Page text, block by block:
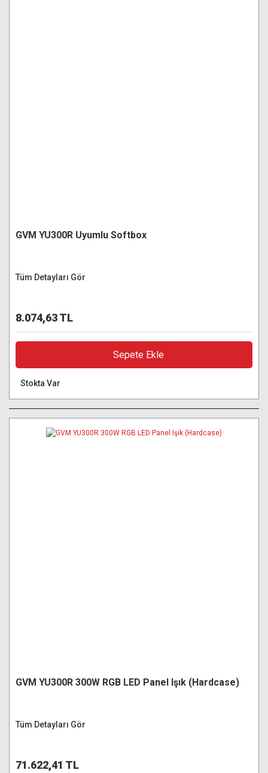
GVM YU300R Uyumlu Softbox
Tüm Detayları Gör
8.074,63 TL
Sepete Ekle
Stokta Var
GVM YU300R 300W RGB LED Panel Işık (Hardcase)
Tüm Detayları Gör
71.622,41 TL